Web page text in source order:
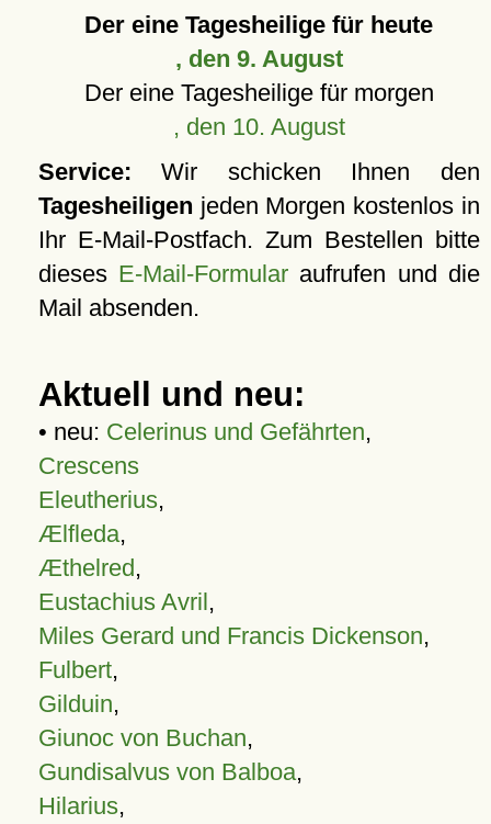
Der eine Tagesheilige für heute
, den 9. August
Der eine Tagesheilige für morgen
, den 10. August
Service: Wir schicken Ihnen den
Tagesheiligen jeden Morgen kostenlos in
Ihr E-Mail-Postfach. Zum Bestellen bitte
dieses E-Mail-Formular aufrufen und die
Mail absenden.
Aktuell und neu:
• neu: Celerinus und Gefährten,
Crescens
Eleutherius,
Ælfleda,
Æthelred,
Eustachius Avril,
Miles Gerard und Francis Dickenson,
Fulbert,
Gilduin,
Giunoc von Buchan,
Gundisalvus von Balboa,
Hilarius,